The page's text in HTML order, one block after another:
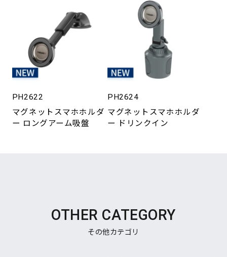
PH2622
マグネットスマホホルダ
ー ロングアーム吸盤
PH2624
マグネットスマホホルダ
ー ドリンクイン
OTHER CATEGORY
その他カテゴリ